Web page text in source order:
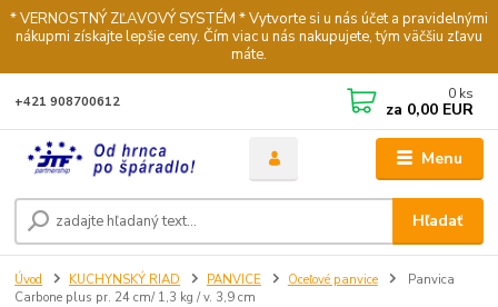
* VERNOSTNÝ ZĽAVOVÝ SYSTÉM * Vytvorte si u nás účet a pravidelnými
nákupmi získajte lepšie ceny. Čím viac u nás nakupujete, tým väčšiu zľavu
máte.
Menu
Hľadať
+421 908700612 0 ks
za 0,00 EUR
Úvod KUCHYNSKÝ RIAD PANVICE Oceľové panvice
Panvica
Carbone plus pr. 24 cm/ 1,3 kg / v. 3,9 cm